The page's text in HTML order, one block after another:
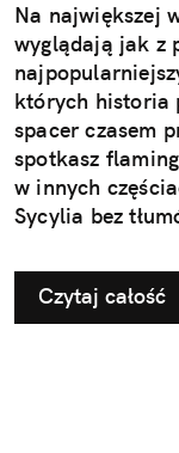
Na największej
wyglądają jak z
których historia
spacer czasem
spotkasz
w innych
Sycylia bez
Czytaj całość